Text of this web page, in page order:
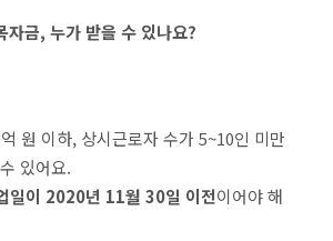
자금, 누가 받을 수 있나요?
원 이하, 상시근로자 수가 5~10인 미만
있어요.
일이 2020년 11월 30일 이전이어야 해